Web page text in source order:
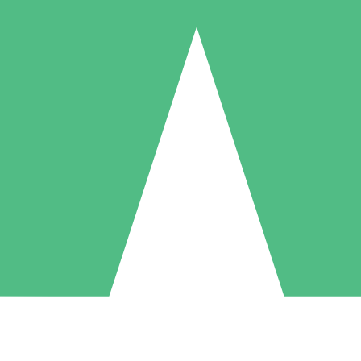
Individuele Creditpakketten
per gebruik met downloadtegoeden. Geen maandelijkse verplichting
5 Downloaden
US$